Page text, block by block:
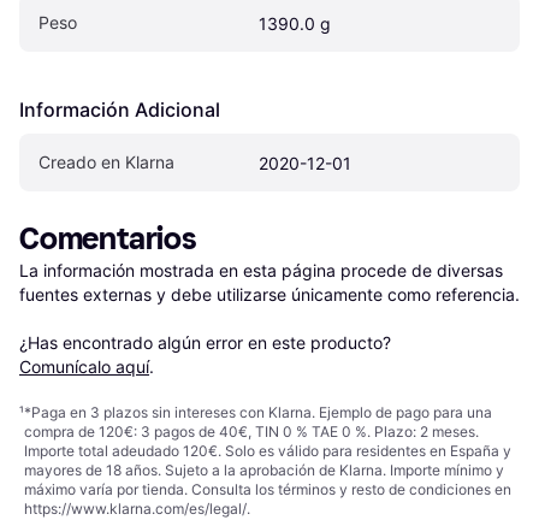
Peso 1390.0 g
Información Adicional
Creado en Klarna 2020-12-01
Comentarios
La información mostrada en esta página procede de diversas
fuentes externas y debe utilizarse únicamente como referencia.
¿Has encontrado algún error en este producto?
Comunícalo aquí.
¹*Paga en 3 plazos sin intereses con Klarna. Ejemplo de pago para una
compra de 120€: 3 pagos de 40€, TIN 0 % TAE 0 %. Plazo: 2 meses.
Importe total adeudado 120€. Solo es válido para residentes en España y
mayores de 18 años. Sujeto a la aprobación de Klarna. Importe mínimo y
máximo varía por tienda. Consulta los términos y resto de condiciones en
https://www.klarna.com/es/legal/.